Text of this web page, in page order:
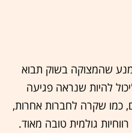
שהמצוקה בשוק תבוא
להיות שנראה פגיעה
כמו שקרה לחברות אחרות,
גולמית טובה מאוד.